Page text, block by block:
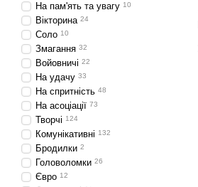
На пам'ять та увагу 10
Вікторина 24
Соло 10
Змагання 32
Войовничі 22
На удачу 33
На спритність 48
На асоціації 73
Творчі 124
Комунікативні 132
Бродилки 2
Головоломки 26
Євро 12